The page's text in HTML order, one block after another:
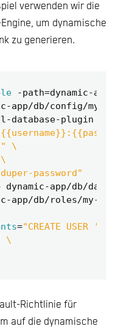
verwenden wir die
um dynamische
zu generieren.
-path=
app/db/config/mysql
database-plugin
password"
app/db/roles/my-
="CREATE USER
Richtlinie für
auf die dynamische